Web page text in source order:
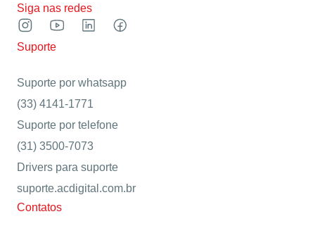
Siga nas redes
Suporte
Suporte por whatsapp
(33) 4141-1771
Suporte por telefone
(31) 3500-7073
Drivers para suporte
suporte.acdigital.com.br
Contatos